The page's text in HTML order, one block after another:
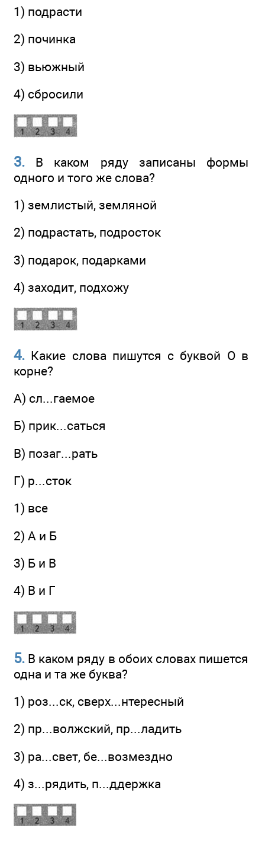
1) подрасти
2) починка
3) вьюжный
4) сбросили
3. В каком ряду записаны формы
одного и того же слова?
1) землистый, земляной
2) подрастать, подросток
3) подарок, подарками
4) заходит, подхожу
4. Какие слова пишутся с буквой О в
корне?
A) сл...гаемое
Б) прик...саться
B) позаг...рать
Г) р...сток
1) все
2) А и Б
3) Б и В
4) В и Г
5. В каком ряду в обоих словах пишется
одна и та же буква?
1) роз...ск, сверх...нтересный
2) пр...волжский, пр...ладить
3) ра...свет, бе...возмездно
4) з...рядить, п...ддержка